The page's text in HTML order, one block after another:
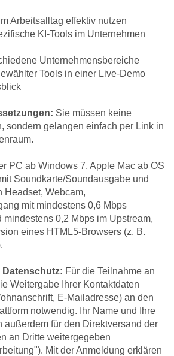
Arbeitsalltag effektiv nutzen
KI-Tools im Unternehmen
Unternehmensbereiche
Tools in einer Live-Demo
Sie müssen keine
sondern gelangen einfach per Link in
PC ab Windows 7, Apple Mac ab OS
Soundkarte/Soundausgabe und
Headset, Webcam,
mit mindestens 0,6 Mbps
mindestens 0,2 Mbps im Upstream,
eines HTML5-Browsers (z. B.
Datenschutz: Für die Teilnahme an
Weitergabe Ihrer Kontaktdaten
E-Mailadresse) an den
notwendig. Ihr Name und Ihre
außerdem für den Direktversand der
an Dritte weitergegeben
Mit der Anmeldung erklären